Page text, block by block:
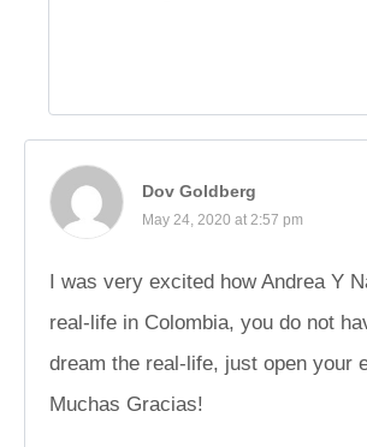
Dov Goldberg
May 24, 2020 at 2:57 pm
I was very excited how Andrea Y
real-life in Colombia, you do not
dream the real-life, just open your
Muchas Gracias!